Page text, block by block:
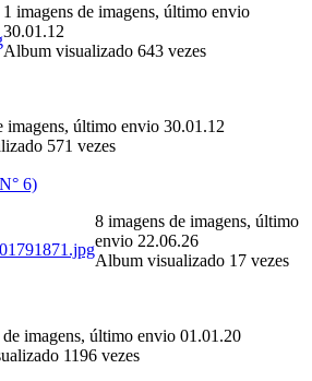
1 imagens de imagens, último envio
30.01.12
Album visualizado 643 vezes
imagens, último envio 30.01.12
571 vezes
6)
8 imagens de imagens, último
envio 22.06.26
Album visualizado 17 vezes
de imagens, último envio 01.01.20
1196 vezes